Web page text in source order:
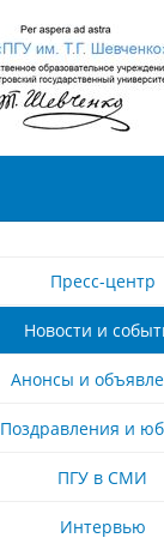
Пресс-центр
Новости и
Анонсы и
Поздравления и
ПГУ в СМИ
Интервью